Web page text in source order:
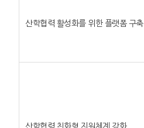
산학협력 활성화를 위한 플랫폼 구축
산학협력 친화형 지원체계 강화